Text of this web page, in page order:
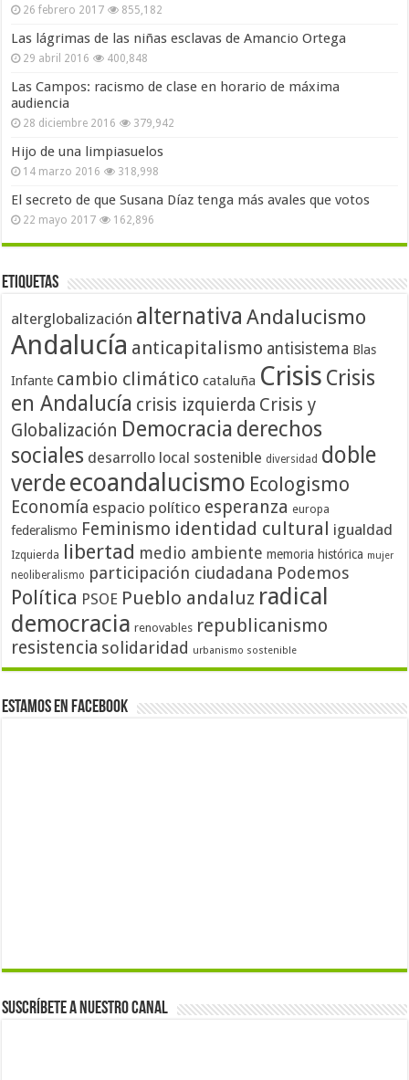
26 febrero 2017 855,182
Las lágrimas de las niñas esclavas de Amancio Ortega
29 abril 2016 400,848
Las Campos: racismo de clase en horario de máxima
audiencia
28 diciembre 2016 379,942
Hijo de una limpiasuelos
14 marzo 2016 318,998
El secreto de que Susana Díaz tenga más avales que votos
22 mayo 2017 162,896
Etiquetas
alterglobalización alternativa Andalucismo
Andalucía anticapitalismo antisistema Blas
Infante cambio climático cataluña Crisis Crisis
en Andalucía crisis izquierda Crisis y
Globalización Democracia derechos
sociales desarrollo local sostenible diversidad doble
verdeecoandalucismo Ecologismo
Economía espacio político esperanza europa
federalismo Feminismo identidad cultural igualdad
Izquierda libertad medio ambiente memoria histórica mujer
neoliberalismo participación ciudadana Podemos
Política PSOE Pueblo andaluz radical
democracia renovables republicanismo
resistencia solidaridad urbanismo sostenible
Estamos en Facebook
Suscríbete a nuestro canal